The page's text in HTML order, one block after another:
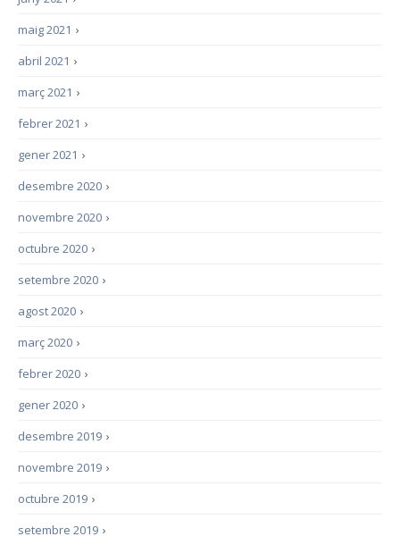
›
maig 2021
›
abril 2021
›
març 2021
›
febrer 2021
›
gener 2021
›
desembre 2020
›
novembre 2020
›
octubre 2020
›
setembre 2020
›
agost 2020
›
març 2020
›
febrer 2020
›
gener 2020
›
desembre 2019
›
novembre 2019
›
octubre 2019
›
setembre 2019